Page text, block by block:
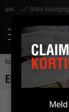
Gratis bezorging va.
home kruiden
ELDURAPI 18